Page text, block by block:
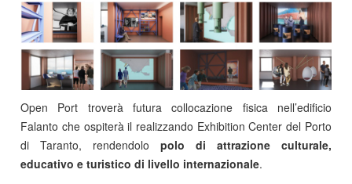
Open Port troverà futura collocazione fisica nell’edificio
Falanto che ospiterà il realizzando Exhibition Center del Porto
di Taranto, rendendolo polo di attrazione culturale,
educativo e turistico di livello internazionale.